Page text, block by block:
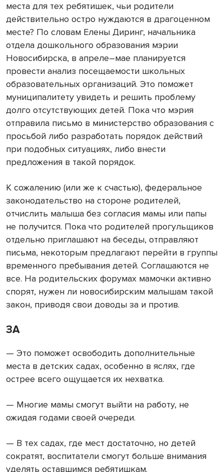
места для тех ребятишек, чьи родители
действительно остро нуждаются в драгоценном
месте? По словам Елены Диринг, начальника
отдела дошкольного образования мэрии
Новосибирска, в апреле–мае планируется
провести анализ посещаемости школьных
образовательных организаций. Это поможет
муниципалитету увидеть и решить проблему
долго отсутствующих детей. Пока что мэрия
отправила письмо в министерство образования с
просьбой либо разработать порядок действий
при подобных ситуациях, либо внести
предложения в такой порядок.
К сожалению (или же к счастью), федеральное
законодательство на стороне родителей,
отчислить малыша без согласия мамы или папы
не получится. Пока что родителей прогульщиков
отдельно приглашают на беседы, отправляют
письма, некоторым предлагают перейти в группы
временного пребывания детей. Соглашаются не
все. На родительских форумах мамочки активно
спорят, нужен ли новосибирским малышам такой
закон, приводя свои доводы за и против.
ЗА
— Это поможет освободить дополнительные
места в детских садах, особенно в яслях, где
острее всего ощущается их нехватка.
— Многие мамы смогут выйти на работу, не
ожидая годами своей очереди.
— В тех садах, где мест достаточно, но детей
сократят, воспитатели смогут больше внимания
уделять оставшимся ребятишкам.